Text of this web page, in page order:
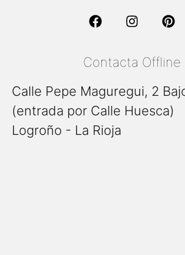
Contacta Offline
Calle Pepe Maguregui, 2
(entrada por Calle Huesca)
Logroño - La Rioja